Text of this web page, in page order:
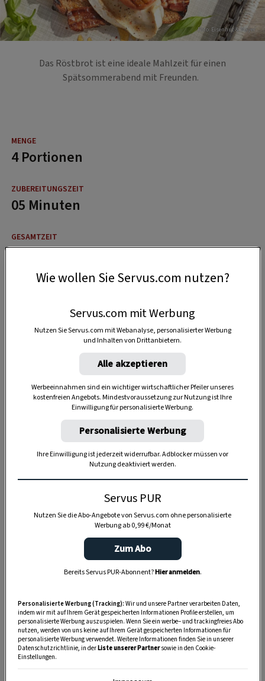
Foto: Eisenhut & Mayer
Das Röstbrot ist eine ideale Mahlzeit für einen
Spätsommerabend mit Freunden.
4 Portionen
05 Minuten
15 Minuten
Anzeige
Wie wollen Sie Servus.com nutzen?
Servus.com mit Werbung
Nutzen Sie Servus.com mit Webanalyse, personalisierter Werbung
und Inhalten von Drittanbietern.
Alle akzeptieren
Werbeeinnahmen sind ein wichtiger wirtschaftlicher Pfeiler unseres
kostenfreien Angebots. Mindestvoraussetzung zur Nutzung ist Ihre
Einwilligung für personalisierte Werbung.
Personalisierte Werbung
Ihre Einwilligung ist jederzeit widerrufbar. Adblocker müssen vor
Nutzung deaktiviert werden.
Servus PUR
Nutzen Sie die Abo-Angebote von Servus.com ohne personalisierte
Werbung ab 0,99 €/Monat
Zum Abo
Bereits Servus PUR-Abonnent?Hier anmelden.
Personalisierte Werbung (Tracking): Wir und unsere Partner verarbeiten Daten,
indem wir mit auf Ihrem Gerät gespeicherten Informationen Profile erstellen, um
personalisierte Werbung auszuspielen. Wenn Sie ein werbe– und trackingfreies Abo
nutzen, werden von uns keine auf Ihrem Gerät gespeicherten Informationen für
personalisierte Werbung verwendet. Weitere Informationen finden Sie in unserer
Datenschutzrichtlinie, in derListe unserer Partnersowie in den Cookie-
Einstellungen.